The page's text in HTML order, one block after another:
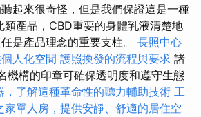
起來很奇怪，但是我們保證這是一種
類產品，CBD重要的身體乳液清楚地
是產品理念的重要支柱。 長照中心
人化空間 護照換發的流程與要求 諸
機構的印章可確保透明度和遵守生態
，了解這種革命性的聽力輔助技術 工
家單人房，提供安靜、舒適的居住空